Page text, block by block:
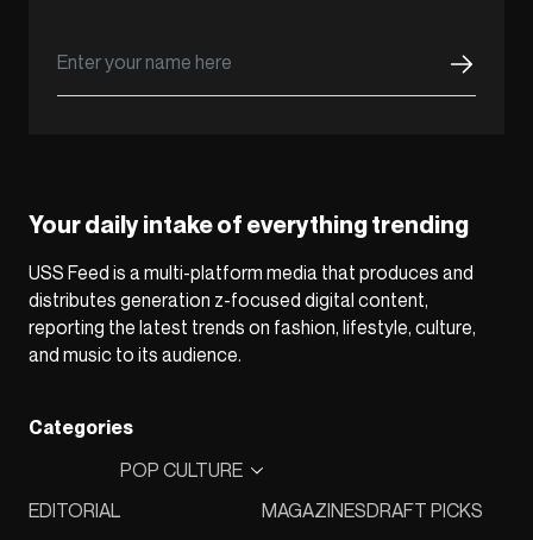
Your daily intake of everything trending
USS Feed is a multi-platform media that produces and
distributes generation z-focused digital content,
reporting the latest trends on fashion, lifestyle, culture,
and music to its audience.
Categories
EDITORIAL
POP CULTURE
MAGAZINESDRAFT PICKS